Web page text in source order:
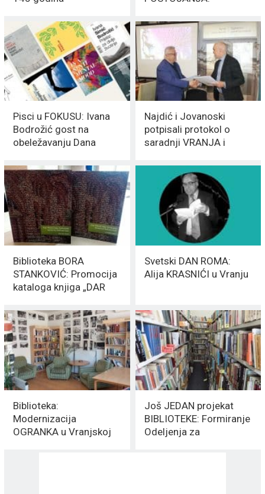
veliki JUBIJEL
Pisci u FOKUSU: Ivana
Bodrožić gost na
obeležavanju Dana
Najdić i Jovanoski
potpisali protokol o
saradnji VRANJA i
Biblioteka BORA
STANKOVIĆ: Promocija
kataloga knjiga „DAR
Svetski DAN ROMA:
Alija KRASNIĆI u Vranju
Biblioteka:
Modernizacija
OGRANKA u Vranjskoj
Još JEDAN projekat
BIBLIOTEKE: Formiranje
Odeljenja za